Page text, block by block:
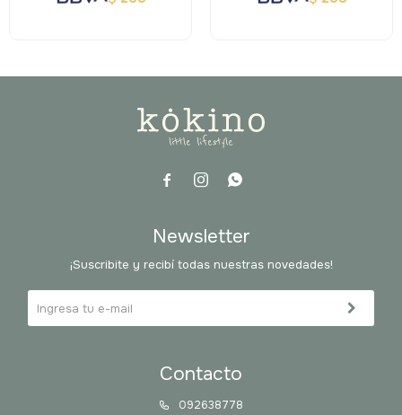
  
Contacto
092638778
Newsletter
¡Suscribite y recibí todas nuestras novedades!